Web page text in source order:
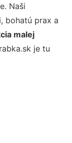
Naši
bohatú prax a
malej
je tu